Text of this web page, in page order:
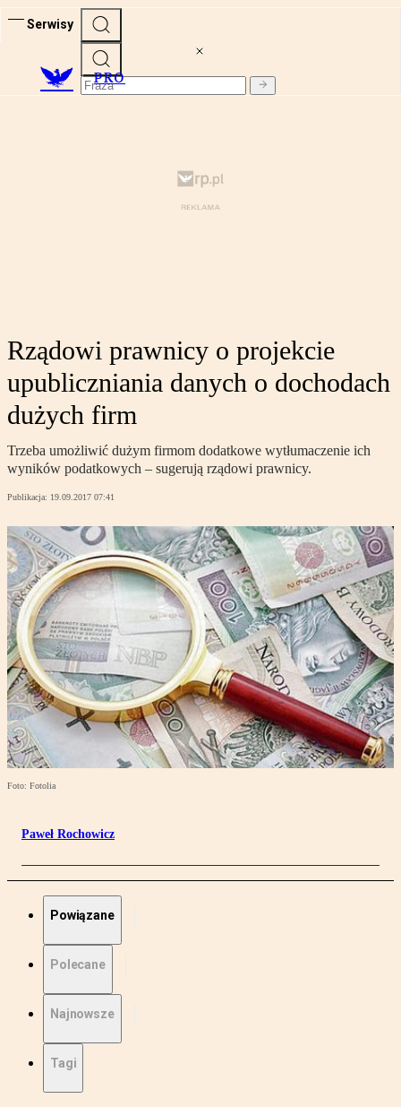
Serwisy
PRO
Rządowi prawnicy o projekcie
upubliczniania danych o dochodach
dużych firm
Trzeba umożliwić dużym firmom dodatkowe wytłumaczenie ich
wyników podatkowych – sugerują rządowi prawnicy.
Publikacja: 19.09.2017 07:41
Foto: Fotolia
Paweł Rochowicz
Powiązane
Polecane
Najnowsze
Tagi